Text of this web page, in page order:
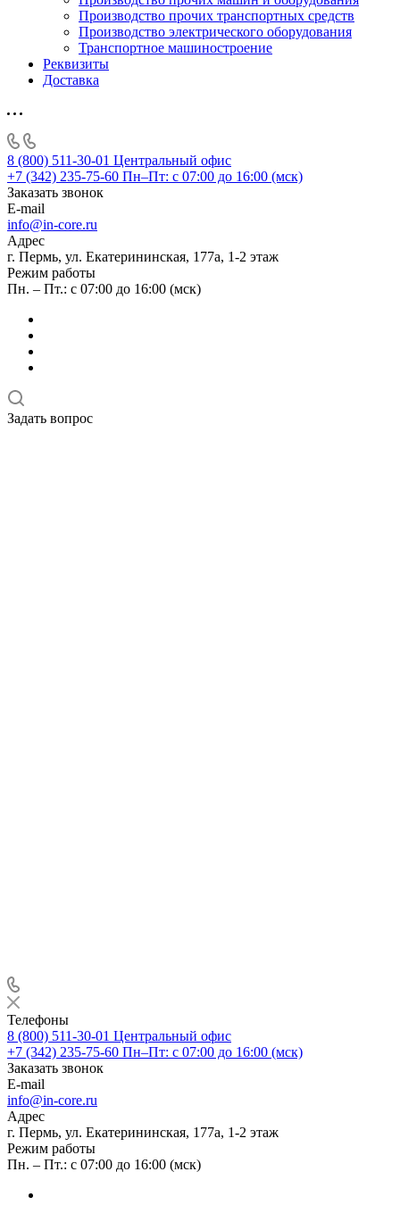
Производство прочих транспортных средств
Производство электрического оборудования
Транспортное машиностроение
Реквизиты
Доставка
8 (800) 511-30-01 Центральный офис
+7 (342) 235-75-60 Пн–Пт: с 07:00 до 16:00 (мск)
Заказать звонок
E-mail
info@in-core.ru
Адрес
г. Пермь, ул. ​Екатерининская, 177а, ​1-2 этаж
Режим работы
Пн. – Пт.: с 07:00 до 16:00 (мск)
Задать вопрос
Телефоны
8 (800) 511-30-01 Центральный офис
+7 (342) 235-75-60 Пн–Пт: с 07:00 до 16:00 (мск)
Заказать звонок
E-mail
info@in-core.ru
Адрес
г. Пермь, ул. ​Екатерининская, 177а, ​1-2 этаж
Режим работы
Пн. – Пт.: с 07:00 до 16:00 (мск)